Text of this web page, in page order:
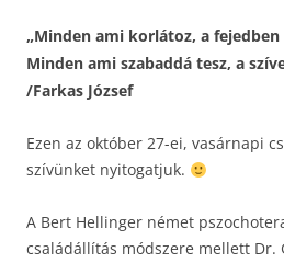
„Minden ami korlátoz, a fejedben
Minden ami szabaddá tesz, a
/Farkas József
Ezen az október 27-ei, vasárnapi
szívünket nyitogatjuk.
A Bert Hellinger német
családállítás módszere mellett Dr.